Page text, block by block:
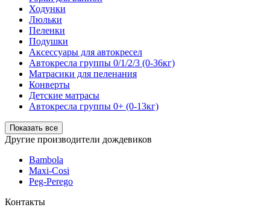
Ходунки
Люльки
Пеленки
Подушки
Аксессуары для автокресел
Автокресла группы 0/1/2/3 (0-36кг)
Матрасики для пеленания
Конверты
Детские матрасы
Автокресла группы 0+ (0-13кг)
Показать все
Другие производители дождевиков
Bambola
Maxi-Cosi
Peg-Perego
Контакты